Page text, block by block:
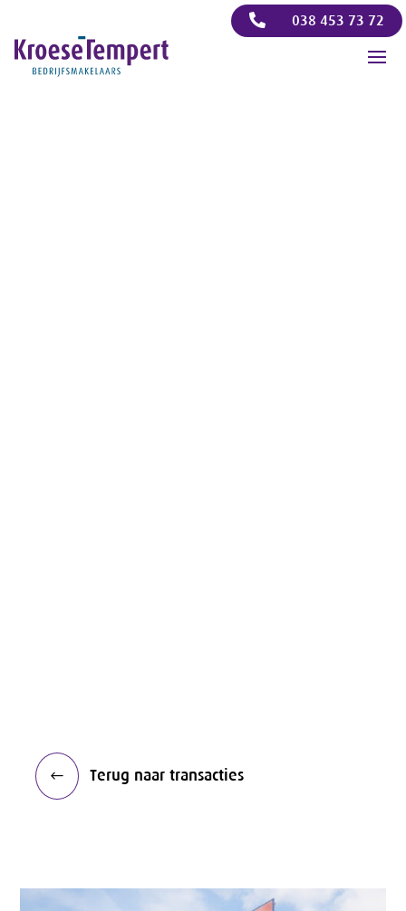
 038 453 73 72
Terug naar transacties